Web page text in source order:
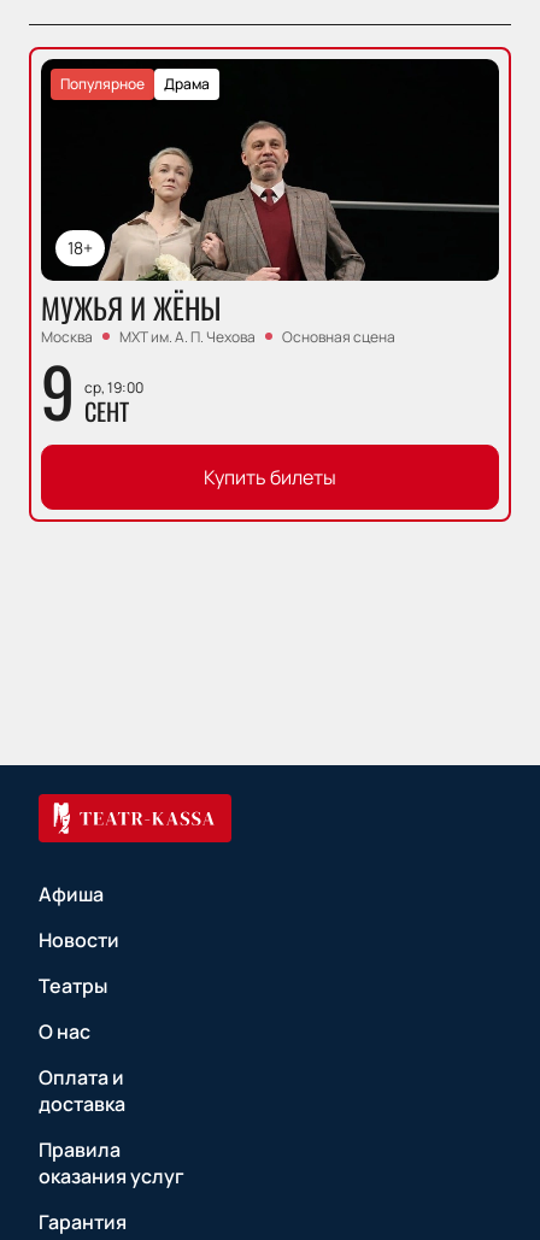
18+
Драма
Популярное
МУЖЬЯ И ЖЁНЫ
Москва МХТ им. А. П. Чехова Основная сцена
9 ср, 19:00
СЕНТ
Купить билеты
Афиша
Новости
Театры
О нас
Оплата и
доставка
Правила
оказания услуг
Гарантия